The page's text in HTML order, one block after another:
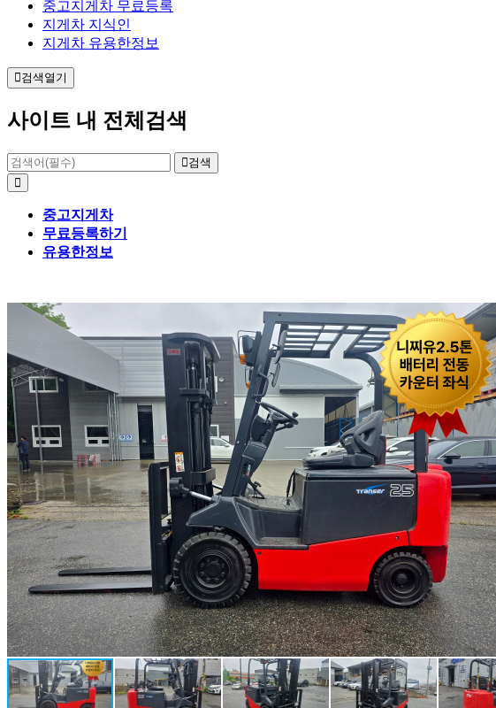
중고지게차 무료등록
지게차 지식인
지게차 유용한정보
검색열기
사이트 내 전체검색
검색
중고지게차
무료등록하기
유용한정보